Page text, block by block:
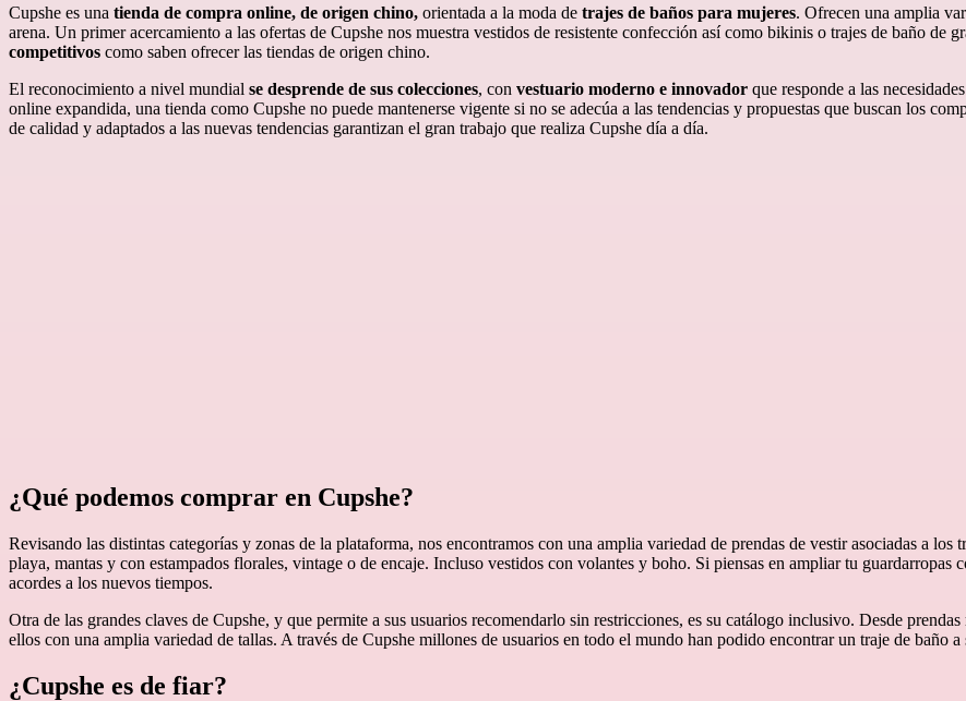
Cupshe es una tienda de compra online, de origen chino, orientada a la moda de trajes de baños para mujeres. Ofrecen una amplia
arena. Un primer acercamiento a las ofertas de Cupshe nos muestra vestidos de resistente confección así como bikinis o trajes de baño de
competitivos como saben ofrecer las tiendas de origen chino.
El reconocimiento a nivel mundial se desprende de sus colecciones, con vestuario moderno e innovador que responde a las
online expandida, una tienda como Cupshe no puede mantenerse vigente si no se adecúa a las tendencias y propuestas que buscan los
de calidad y adaptados a las nuevas tendencias garantizan el gran trabajo que realiza Cupshe día a día.
¿Qué podemos comprar en Cupshe?
Revisando las distintas categorías y zonas de la plataforma, nos encontramos con una amplia variedad de prendas de vestir asociadas a
playa, mantas y con estampados florales, vintage o de encaje. Incluso vestidos con volantes y boho. Si piensas en ampliar tu guardarropas
acordes a los nuevos tiempos.
Otra de las grandes claves de Cupshe, y que permite a sus usuarios recomendarlo sin restricciones, es su catálogo inclusivo. Desde
ellos con una amplia variedad de tallas. A través de Cupshe millones de usuarios en todo el mundo han podido encontrar un traje de baño
¿Cupshe es de fiar?